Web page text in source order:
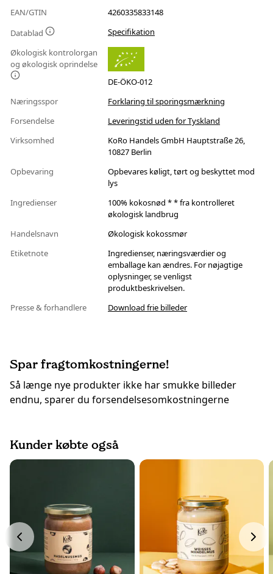
EAN/GTIN
4260335833148
Datablad
Specifikation
Økologisk kontrolorgan
og økologisk oprindelse
DE-ÖKO-012
Næringsspor
Forklaring til sporingsmærkning
Forsendelse
Leveringstid uden for Tyskland
Virksomhed
KoRo Handels GmbH Hauptstraße 26,
10827 Berlin
Opbevaring
Opbevares køligt, tørt og beskyttet mod
lys
Ingredienser
100% kokosnød * * fra kontrolleret
økologisk landbrug
Handelsnavn
Økologisk kokossmør
Etiketnote
Ingredienser, næringsværdier og
emballage kan ændres. For nøjagtige
oplysninger, se venligst
produktbeskrivelsen.
Presse & forhandlere
Download frie billeder
Spar fragtomkostningerne!
Så længe nye produkter ikke har smukke billeder
endnu, sparer du forsendelsesomkostningerne
Kunder købte også